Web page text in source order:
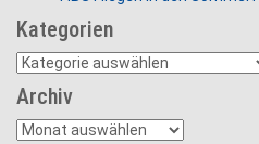
Kategorien
Kategorien
Archiv
Archiv